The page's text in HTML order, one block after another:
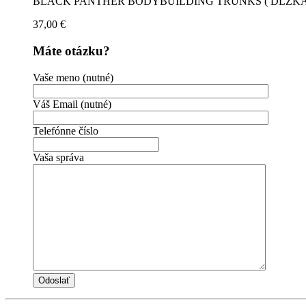
37,00 €
Máte otázku?
Vaše meno (nutné)
Váš Email (nutné)
Telefónne číslo
Vaša správa